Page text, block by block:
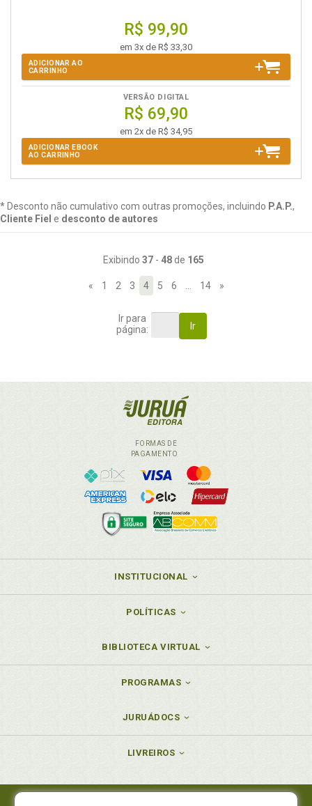
R$ 99,90
em 3x de R$ 33,30
ADICIONAR AO
CARRINHO
VERSÃO DIGITAL
R$ 69,90
em 2x de R$ 34,95
ADICIONAR EBOOK
AO CARRINHO
* Desconto não cumulativo com outras promoções, incluindo P.A.P.,
Cliente Fiel e desconto de autores
Exibindo 37- 48de 165
« 1 2 3 4 5 6 14 »
Ir para
página:
Ir
FORMAS DE
PAGAMENTO
INSTITUCIONAL
POLÍTICAS
BIBLIOTECA VIRTUAL
PROGRAMAS
JURUÁDOCS
LIVREIROS